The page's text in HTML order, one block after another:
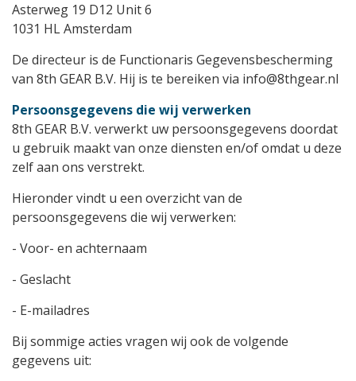
Asterweg 19 D12 Unit 6
1031 HL Amsterdam
De directeur is de Functionaris Gegevensbescherming
van 8th GEAR B.V. Hij is te bereiken via info@8thgear.nl
Persoonsgegevens die wij verwerken
8th GEAR B.V. verwerkt uw persoonsgegevens doordat
u gebruik maakt van onze diensten en/of omdat u deze
zelf aan ons verstrekt.
Hieronder vindt u een overzicht van de
persoonsgegevens die wij verwerken:
- Voor- en achternaam
- Geslacht
- E-mailadres
Bij sommige acties vragen wij ook de volgende
gegevens uit: